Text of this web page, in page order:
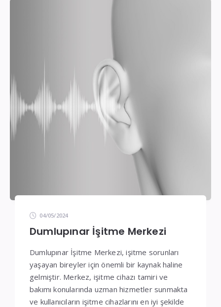
04/05/2024
Dumlupınar İşitme Merkezi
Dumlupınar İşitme Merkezi, işitme sorunları
yaşayan bireyler için önemli bir kaynak haline
gelmiştir. Merkez, işitme cihazı tamiri ve
bakımı konularında uzman hizmetler sunmakta
ve kullanıcıların işitme cihazlarını en iyi şekilde